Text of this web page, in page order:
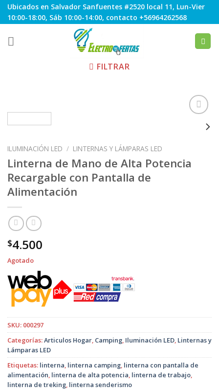
Skip
to
Ubicados en Salvador Sanfuentes #2520 local 11, Lun-Vier
10:00-18:00, Sáb 10:00-14:00, contacto +56964262568
FILTRAR
Favoritos
ILUMINACIÓN LED / LINTERNAS Y LÁMPARAS LED
Linterna de Mano de Alta Potencia
Recargable con Pantalla de
Alimentación
$4.500
Agotado
SKU: 000297
Categorías:Articulos Hogar, Camping, Iluminación LED, Linternas y
Lámparas LED
Etiquetas: linterna, linterna camping, linterna con pantalla de
alimentación, linterna de alta potencia, linterna de trabajo,
linterna de treking, linterna senderismo